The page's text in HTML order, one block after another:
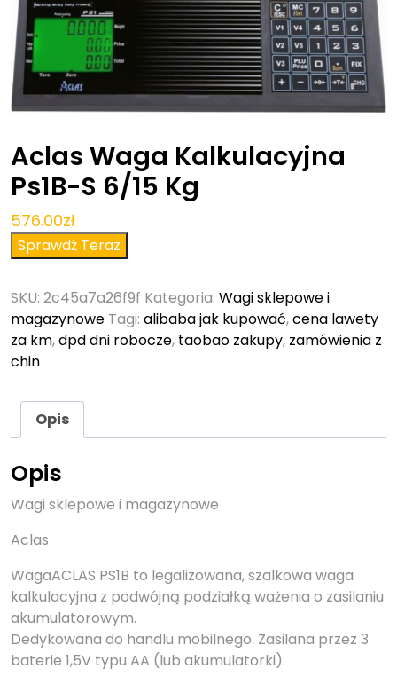
Aclas Waga Kalkulacyjna
Ps1B-S 6/15 Kg
576.00zł
Sprawdź Teraz
SKU: 2c45a7a26f9f Kategoria: Wagi sklepowe i
magazynowe Tagi: alibaba jak kupować,cena lawety
za km,dpd dni robocze, taobao zakupy, zamówienia z
chin
Opis
Opis
Wagi sklepowe i magazynowe
Aclas
WagaACLAS PS1B to legalizowana, szalkowa waga
kalkulacyjna z podwójną podziałką ważenia o zasilaniu
akumulatorowym.
Dedykowana do handlu mobilnego. Zasilana przez 3
baterie 1,5V typu AA (lub akumulatorki).